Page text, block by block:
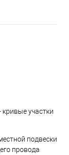
участки
подвески
провода